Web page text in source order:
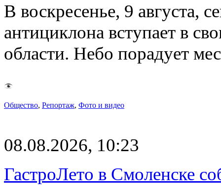
В воскресенье, 9 августа,
антициклона вступает в
области. Небо порадует
Общество, Репортаж, Фото и видео
08.08.2026, 10:23
ГастроЛето в Смоленске